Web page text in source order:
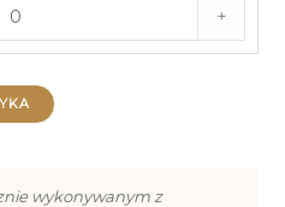
+
wykonywanym z